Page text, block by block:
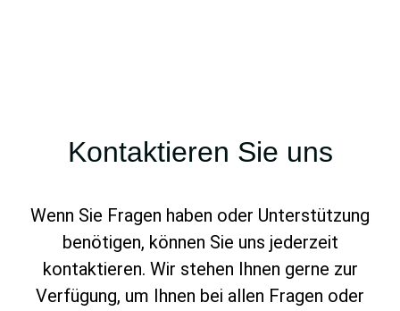
Kontaktieren Sie uns
Wenn Sie Fragen haben oder Unterstützung
benötigen, können Sie uns jederzeit
kontaktieren. Wir stehen Ihnen gerne zur
Verfügung, um Ihnen bei allen Fragen oder